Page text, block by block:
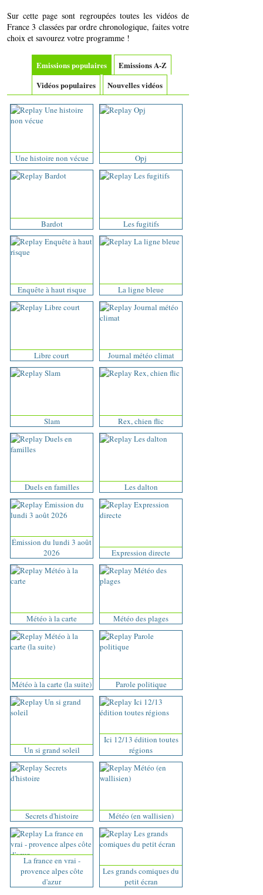
Sur cette page sont regroupées toutes les vidéos de
France 3 classées par ordre chronologique, faites votre
choix et savourez votre programme !
Emissions populaires
Emissions A-Z
Vidéos populaires
Nouvelles vidéos
Une histoire non vécue Opj
Bardot Les fugitifs
Enquête à haut risque La ligne bleue
Libre court Journal météo climat
Slam Rex, chien flic
Duels en familles Les dalton
Émission du lundi 3 août
2026
Expression directe
Météo à la carte Météo des plages
Météo à la carte (la suite) Parole politique
Un si grand soleil
Ici 12/13 édition toutes
régions
Secrets d'histoire Météo (en wallisien)
La france en vrai -
provence alpes côte
d'azur
Les grands comiques du
petit écran